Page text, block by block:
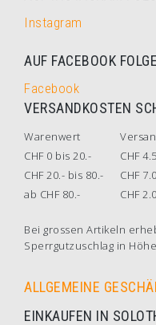
Instagram
AUF FACEBOOK
Facebook
VERSANDKOSTEN
Warenwert
CHF 0 bis 20.-
CHF
CHF 20.- bis 80.-
CHF
ab CHF 80.-
CHF
Bei grossen Artikeln
Sperrgutzuschlag in
ALLGEMEINE
EINKAUFEN IN